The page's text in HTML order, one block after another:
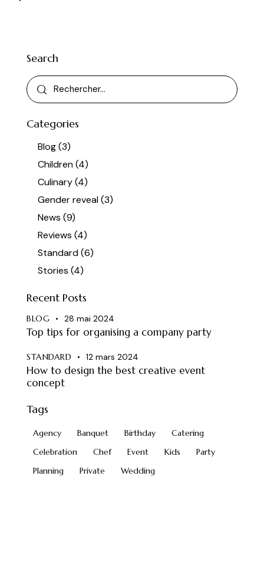
Search
Rechercher :
Categories
Blog(3)
Children(4)
Culinary(4)
Gender reveal(3)
News (9)
Reviews (4)
Standard(6)
Stories (4)
Recent Posts
BLOG 28 mai 2024
Top tips for organising a company party
STANDARD 12 mars 2024
How to design the best creative event
concept
Tags
Agency Banquet Birthday
Catering
Celebration
Chef Event Kids
Party
Planning
Private Wedding